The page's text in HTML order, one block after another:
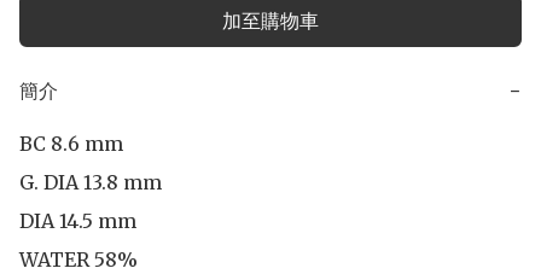
加至購物車
簡介 −
BC 8.6 mm
G. DIA 13.8 mm
DIA 14.5 mm
WATER 58%